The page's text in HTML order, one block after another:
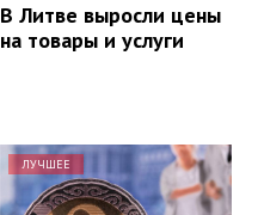
В Литве выросли цены
на товары и услуги
ЛУЧШЕЕ